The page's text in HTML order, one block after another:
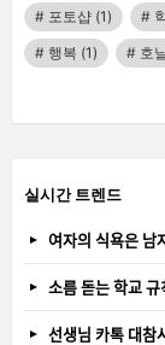
포토샵 (1)
행복 (1) 호
실시간 트렌드
여자의 식욕은
소름 돋는 학교
선생님 카톡